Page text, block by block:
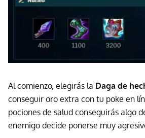
Al comienzo, elegirás la Daga de
conseguir oro extra con tu poke en
pociones de salud conseguirás algo
enemigo decide ponerse muy